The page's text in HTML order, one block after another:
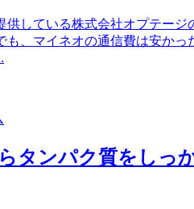
供している株式会社オプテー
も、マイネオの通信費は安か
タンパク質をしっ